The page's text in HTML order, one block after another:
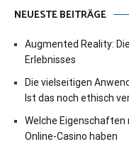
NEUESTE BEITRÄGE
Augmented Reality:
Erlebnisses
Die vielseitigen
Ist das noch ethisch
Welche
Online-Casino haben